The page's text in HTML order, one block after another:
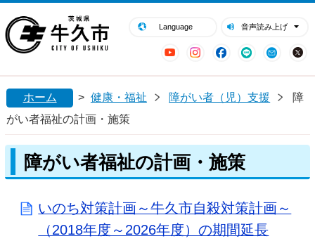
Language 音声読み上げ
YouTubeInstagram
Facebook
LINE Mail
閉じる
ホーム > 健康・福祉 障がい者（児）支援
障
がい者福祉の計画・施策
障がい者福祉の計画・施策
いのち対策計画～牛久市自殺対策計画～
（2018年度～2026年度）の期間延長